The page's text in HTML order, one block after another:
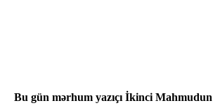
Bu gün mərhum yazıçı İkinci